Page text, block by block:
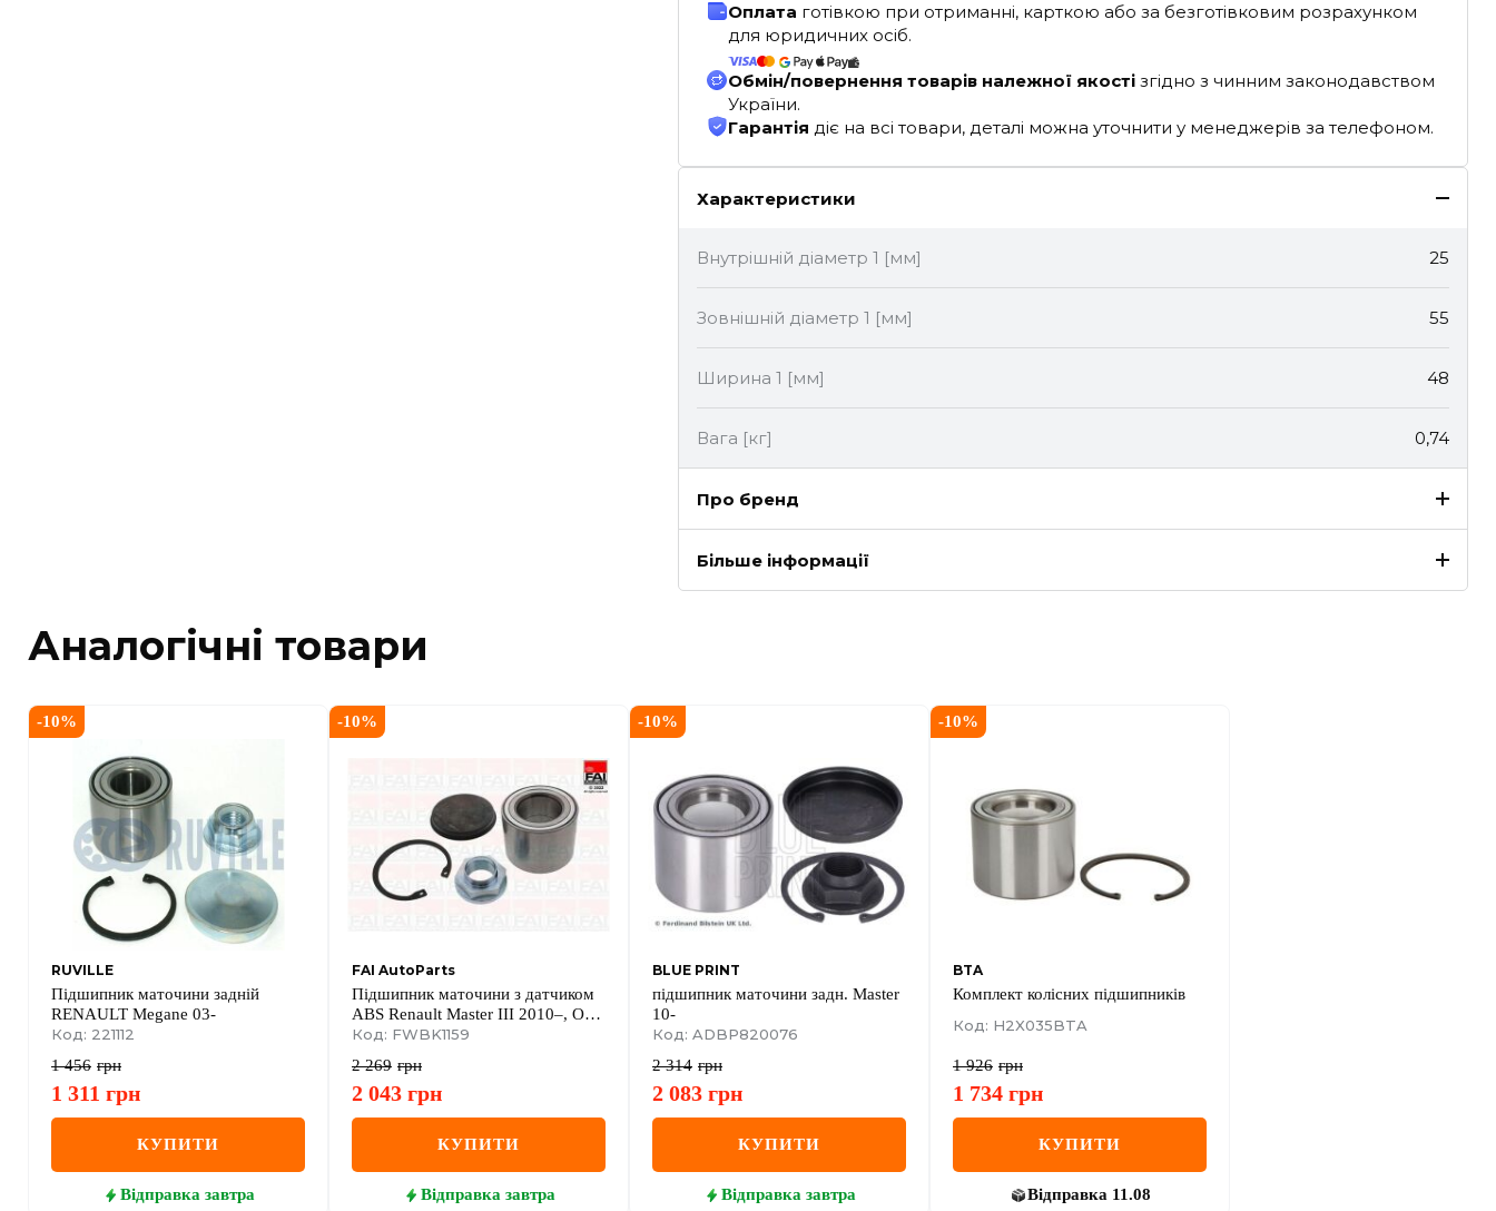
Оплата готівкою при отриманні, карткою або за безготівковим розрахунком
для юридичних осіб.
Обмін/повернення товарів належної якості згідно з чинним законодавством
України.
Гарантія діє на всі товари, деталі можна уточнити у менеджерів за телефоном.
Характеристики
Внутрішній діаметр 1 [мм] 25
Зовнішній діаметр 1 [мм] 55
Ширина 1 [мм] 48
Вага [кг] 0,74
Про бренд
Більше інформації
Аналогічні товари
-10%
RUVILLE
Підшипник маточини задній
RENAULT Megane 03-
Код: 221112
1 456 грн
1 311 грн
КУПИТИ
Відправка завтра
-10%
FAI AutoParts
Підшипник маточини з датчиком
ABS Renault Master III 2010–, Opel
Movano B 2.3 CDTI FWD 2010–,
Код: FWBK1159
2 269 грн
2 043 грн
КУПИТИ
Відправка завтра
-10%
BLUE PRINT
підшипник маточини задн. Master
10-
Код: ADBP820076
2 314 грн
2 083 грн
КУПИТИ
Відправка завтра
-10%
BTA
Комплект колісних підшипників
Код: H2X035BTA
1 926 грн
1 734 грн
КУПИТИ
Відправка 11.08